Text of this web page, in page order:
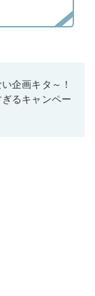
企画キタ～！
るキャンペー